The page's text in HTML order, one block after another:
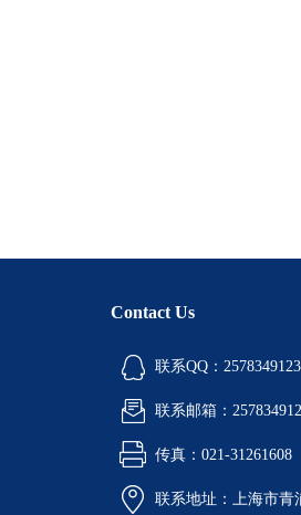
Contact Us
联系QQ：2578349123
联系邮箱：
传真：021-31261608
联系地址：上海市青